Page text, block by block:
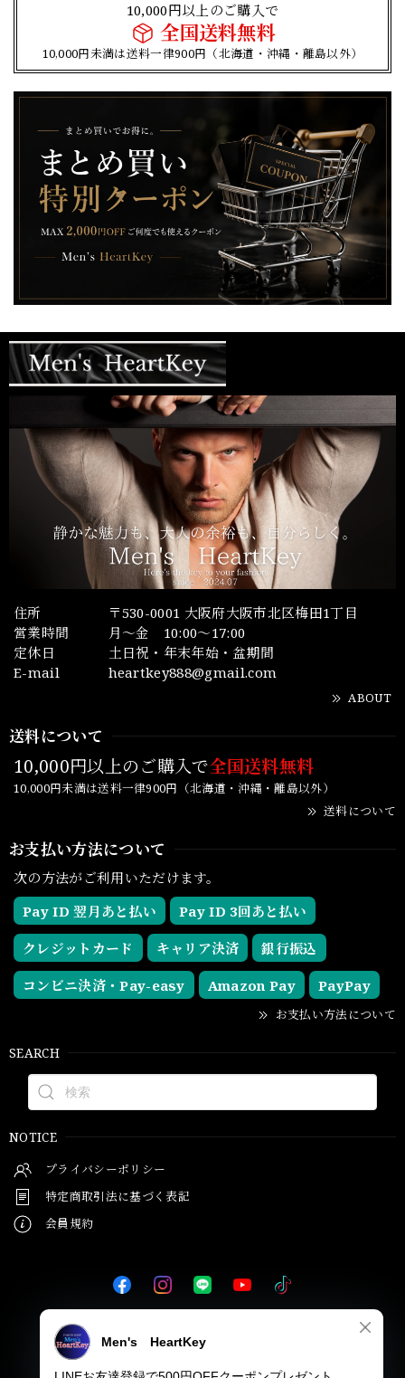
10,000円以上のご購入で
全国送料無料
10,000円未満は送料一律900円（北海道・沖縄・離島以外）
住所
〒530-0001 大阪府大阪市北区梅田1丁目
営業時間
月～金 10:00～17:00
定休日
土日祝・年末年始・盆期間
E-mail
heartkey888@gmail.com
ABOUT
送料について
10,000円以上のご購入で全国送料無料
10,000円未満は送料一律900円（北海道・沖縄・離島以外）
送料について
お支払い方法について
次の方法がご利用いただけます。
Pay ID 翌月あと払い
Pay ID 3回あと払い
クレジットカード キャリア決済 銀行振込
コンビニ決済・Pay-easy Amazon Pay PayPay
お支払い方法について
SEARCH
NOTICE
プライバシーポリシー
特定商取引法に基づく表記
会員規約
© Men's HeartKey